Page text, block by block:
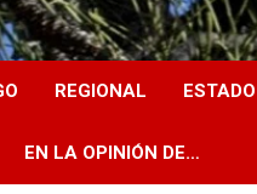
de la Sierra
REGIONAL ESTADO
EN LA OPINIÓN DE…